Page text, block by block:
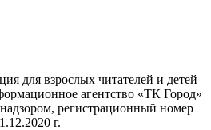
для взрослых читателей и детей
агентство «ТК Город»
регистрационный номер
г.